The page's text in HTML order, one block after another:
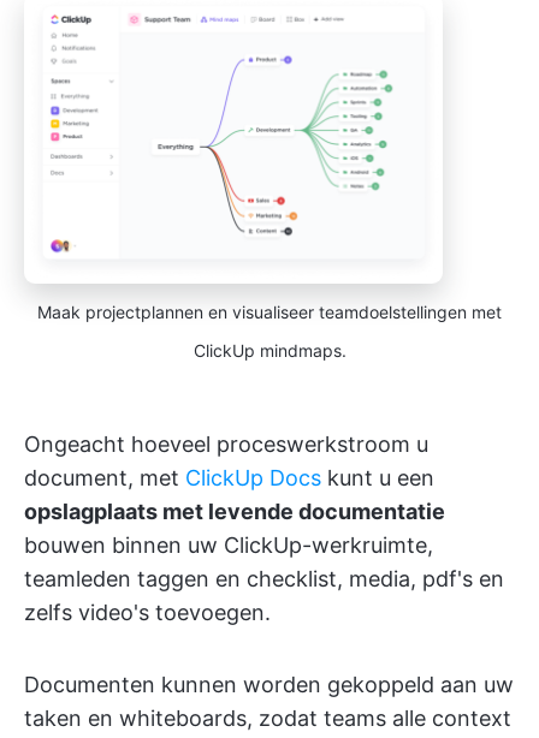
Maak projectplannen en visualiseer teamdoelstellingen met
ClickUp mindmaps.
Ongeacht hoeveel proceswerkstroom u
document, met ClickUp Docs kunt u een
opslagplaats met levende documentatie
bouwen binnen uw ClickUp-werkruimte,
teamleden taggen en checklist, media, pdf's en
zelfs video's toevoegen.
Documenten kunnen worden gekoppeld aan uw
taken en whiteboards, zodat teams alle context